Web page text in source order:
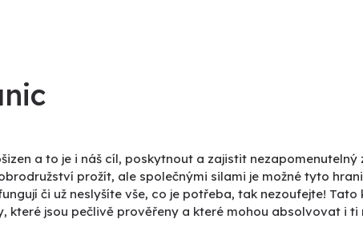
a to je i náš cíl, poskytnout a zajistit nezapomenutelný
prožít, ale společnými silami je možné tyto
či už neslyšíte vše, co je potřeba, tak nezoufejte!
které jsou pečlivě prověřeny a které mohou absolvovat i ti